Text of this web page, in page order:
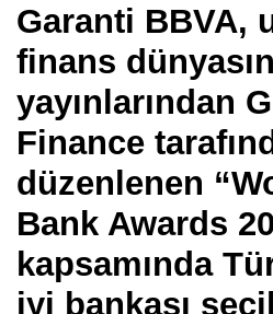
Garanti BBVA,
finans
yayınlarından
Finance
düzenlenen
Bank Awards
kapsamında
iyi bankası